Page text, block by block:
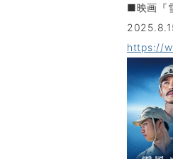
■映画『
https://